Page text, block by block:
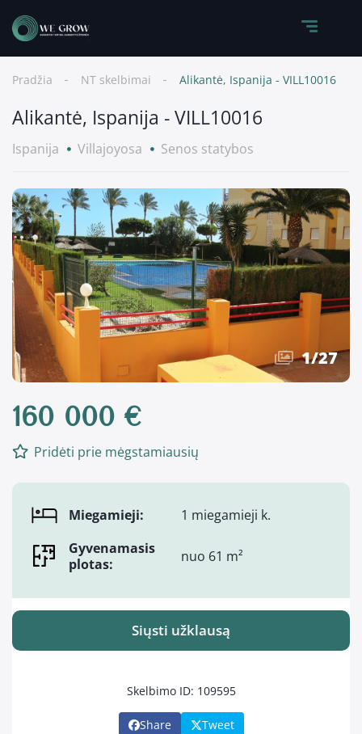
Pradžia NT skelbimai Alikantė, Ispanija - VILL10016
Alikantė, Ispanija - VILL10016
Ispanija Villajoyosa Senos statybos
1/27
160 000 €
Pridėti prie mėgstamiausių
Miegamieji:
1 miegamieji k.
Gyvenamasis
plotas:
nuo 61 m²
Siųsti užklausą
Skelbimo ID: 109595
Share Tweet